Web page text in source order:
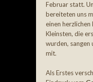
Februar statt.
bereiteten uns
einen herzlichen
Kleinsten, die
wurden, sangen
mit.
Als Erstes